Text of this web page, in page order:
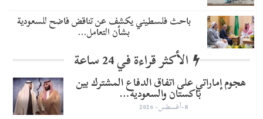
باحث فلسطيني يكشف عن تناقض فاضح للسعودية
بشأن التعامل…
الأكثر قراءة في 24 ساعة
هجوم إماراتي على اتفاق الدفاع المشترك بين
باكستان والسعودية…
8-أغسطس- 2026